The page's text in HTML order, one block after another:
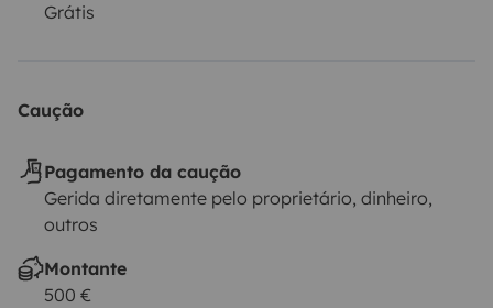
Grátis
Caução
Pagamento da caução
Gerida diretamente pelo proprietário, dinheiro,
outros
Montante
500 €